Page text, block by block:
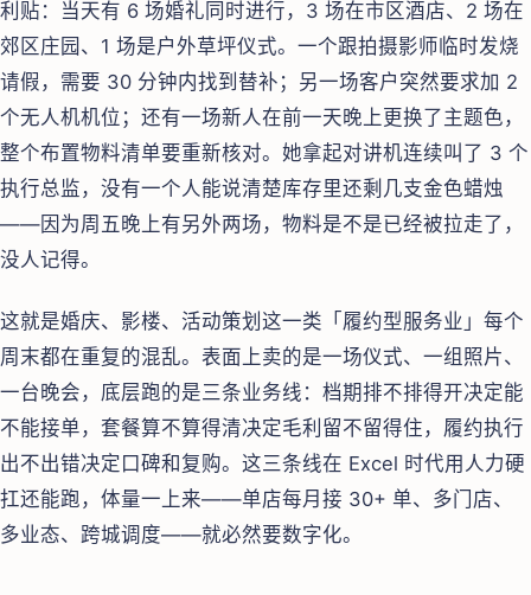
利贴：当天有 6 场婚礼同时进行，3 场在市区酒店、2 场在
郊区庄园、1 场是户外草坪仪式。一个跟拍摄影师临时发烧
请假，需要 30 分钟内找到替补；另一场客户突然要求加 2
个无人机机位；还有一场新人在前一天晚上更换了主题色，
整个布置物料清单要重新核对。她拿起对讲机连续叫了 3 个
执行总监，没有一个人能说清楚库存里还剩几支金色蜡烛
——因为周五晚上有另外两场，物料是不是已经被拉走了，
没人记得。
这就是婚庆、影楼、活动策划这一类「履约型服务业」每个
周末都在重复的混乱。表面上卖的是一场仪式、一组照片、
一台晚会，底层跑的是三条业务线：档期排不排得开决定能
不能接单，套餐算不算得清决定毛利留不留得住，履约执行
出不出错决定口碑和复购。这三条线在 Excel 时代用人力硬
扛还能跑，体量一上来——单店每月接 30+ 单、多门店、
多业态、跨城调度——就必然要数字化。